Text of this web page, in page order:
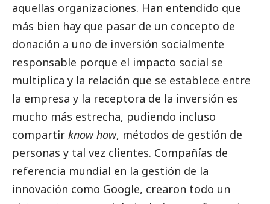
aquellas organizaciones. Han entendido que
más bien hay que pasar de un concepto de
donación a uno de inversión socialmente
responsable porque el impacto social se
multiplica y la relación que se establece entre
la empresa y la receptora de la inversión es
mucho más estrecha, pudiendo incluso
compartir know how, métodos de gestión de
personas y tal vez clientes. Compañías de
referencia mundial en la gestión de la
innovación como Google, crearon todo un